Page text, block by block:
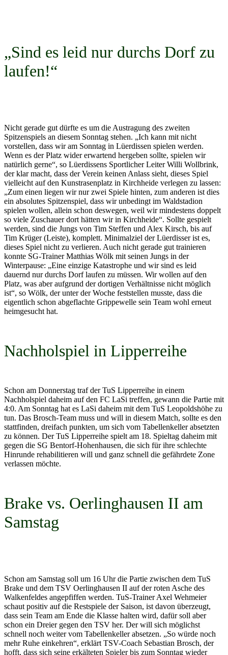
„Sind es leid nur durchs Dorf zu
laufen!“
Nicht gerade gut dürfte es um die Austragung des zweiten
Spitzenspiels an diesem Sonntag stehen. „Ich kann mit nicht
vorstellen, dass wir am Sonntag in Lüerdissen spielen werden.
Wenn es der Platz wider erwartend hergeben sollte, spielen wir
natürlich gerne“, so Lüerdissens Sportlicher Leiter Willi Wollbrink,
der klar macht, dass der Verein keinen Anlass sieht, dieses Spiel
vielleicht auf den Kunstrasenplatz in Kirchheide verlegen zu lassen:
„Zum einen liegen wir nur zwei Spiele hinten, zum anderen ist dies
ein absolutes Spitzenspiel, dass wir unbedingt im Waldstadion
spielen wollen, allein schon deswegen, weil wir mindestens doppelt
so viele Zuschauer dort hätten wir in Kirchheide“. Sollte gespielt
werden, sind die Jungs von Tim Steffen und Alex Kirsch, bis auf
Tim Krüger (Leiste), komplett. Minimalziel der Lüerdisser ist es,
dieses Spiel nicht zu verlieren. Auch nicht gerade gut trainieren
konnte SG-Trainer Matthias Wölk mit seinen Jungs in der
Winterpause: „Eine einzige Katastrophe und wir sind es leid
dauernd nur durchs Dorf laufen zu müssen. Wir wollen auf den
Platz, was aber aufgrund der dortigen Verhältnisse nicht möglich
ist“, so Wölk, der unter der Woche feststellen musste, dass die
eigentlich schon abgeflachte Grippewelle sein Team wohl erneut
heimgesucht hat.
Nachholspiel in Lipperreihe
Schon am Donnerstag traf der TuS Lipperreihe in einem
Nachholspiel daheim auf den FC LaSi treffen, gewann die Partie mit
4:0. Am Sonntag hat es LaSi daheim mit dem TuS Leopoldshöhe zu
tun. Das Brosch-Team muss und will in diesem Match, sollte es den
stattfinden, dreifach punkten, um sich vom Tabellenkeller absetzten
zu können. Der TuS Lipperreihe spielt am 18. Spieltag daheim mit
gegen die SG Bentorf-Hohenhausen, die sich für ihre schlechte
Hinrunde rehabilitieren will und ganz schnell die gefährdete Zone
verlassen möchte.
Brake vs. Oerlinghausen II am
Samstag
Schon am Samstag soll um 16 Uhr die Partie zwischen dem TuS
Brake und dem TSV Oerlinghausen II auf der roten Asche des
Walkenfeldes angepfiffen werden. TuS-Trainer Axel Wehmeier
schaut positiv auf die Restspiele der Saison, ist davon überzeugt,
dass sein Team am Ende die Klasse halten wird, dafür soll aber
schon ein Dreier gegen den TSV her. Der will sich möglichst
schnell noch weiter vom Tabellenkeller absetzen. „So würde noch
mehr Ruhe einkehren“, erklärt TSV-Coach Sebastian Brosch, der
hofft, dass sich seine erkälteten Spieler bis zum Sonntag wieder